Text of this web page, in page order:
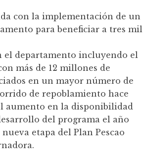
con la implementación de un
para beneficiar a tres mil
el departamento incluyendo el
más de 12 millones de
en un mayor número de
de repoblamiento hace
aumento en la disponibilidad
del programa el año
etapa del Plan Pescao